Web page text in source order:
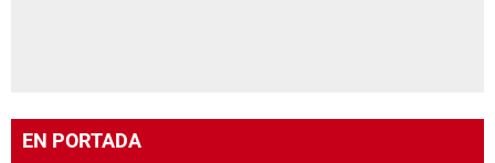
EN PORTADA